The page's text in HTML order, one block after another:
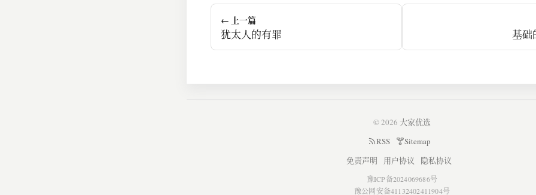
← 上一篇
犹太人的有罪 基础
© 2026 大家优选
RSS
Sitemap
免责声明
用户协议 隐私协议
豫ICP备2024069686号
豫公网安备41132402411904号